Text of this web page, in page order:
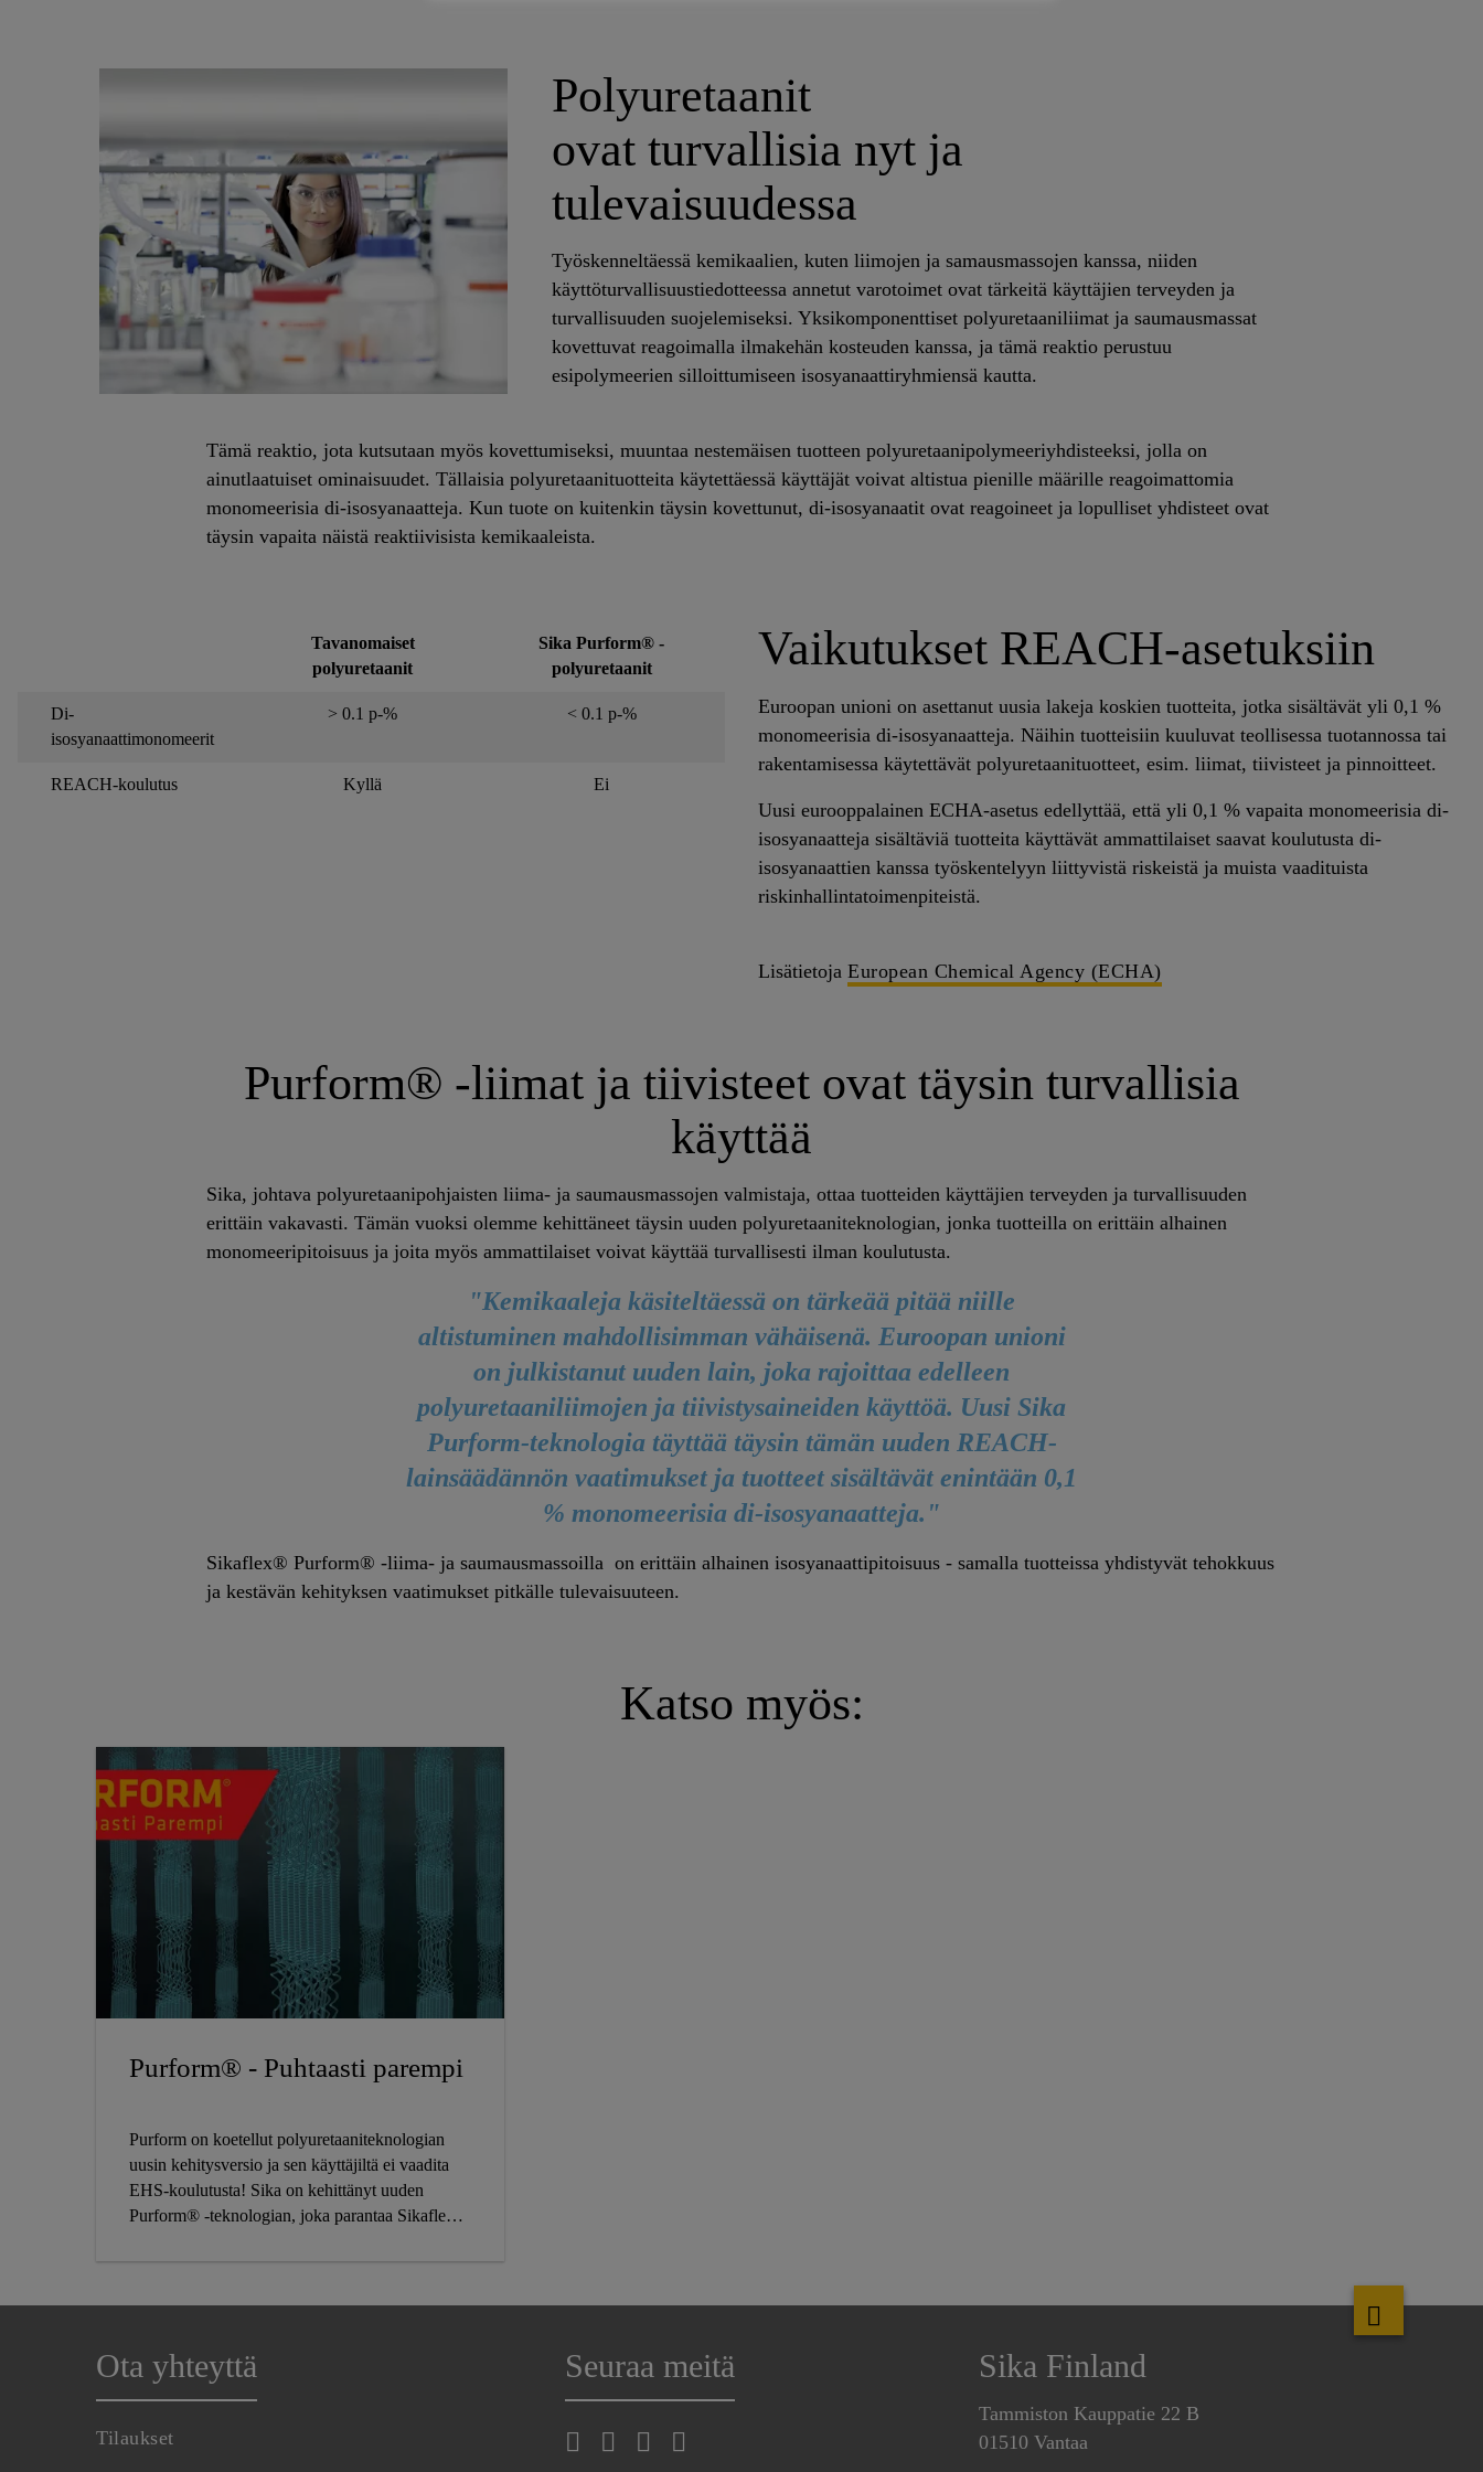
Polyuretaanit
ovat turvallisia nyt ja
tulevaisuudessa
Työskenneltäessä kemikaalien, kuten liimojen ja samausmassojen kanssa, niiden
käyttöturvallisuustiedotteessa annetut varotoimet ovat tärkeitä käyttäjien terveyden ja
turvallisuuden suojelemiseksi. Yksikomponenttiset polyuretaaniliimat ja saumausmassat
kovettuvat reagoimalla ilmakehän kosteuden kanssa, ja tämä reaktio perustuu
esipolymeerien silloittumiseen isosyanaattiryhmiensä kautta.
Tämä reaktio, jota kutsutaan myös kovettumiseksi, muuntaa nestemäisen tuotteen polyuretaanipolymeeriyhdisteeksi, jolla on
ainutlaatuiset ominaisuudet. Tällaisia polyuretaanituotteita käytettäessä käyttäjät voivat altistua pienille määrille reagoimattomia
monomeerisia di-isosyanaatteja. Kun tuote on kuitenkin täysin kovettunut, di-isosyanaatit ovat reagoineet ja lopulliset yhdisteet ovat
täysin vapaita näistä reaktiivisista kemikaaleista.
Tavanomaiset
polyuretaanit
Sika Purform® -
polyuretaanit
Di-
isosyanaattimonomeerit
> 0.1 p-% < 0.1 p-%
REACH-koulutus Kyllä Ei
Vaikutukset REACH-asetuksiin
Euroopan unioni on asettanut uusia lakeja koskien tuotteita, jotka sisältävät yli 0,1 %
monomeerisia di-isosyanaatteja. Näihin tuotteisiin kuuluvat teollisessa tuotannossa tai
rakentamisessa käytettävät polyuretaanituotteet, esim. liimat, tiivisteet ja pinnoitteet.
Uusi eurooppalainen ECHA-asetus edellyttää, että yli 0,1 % vapaita monomeerisia di-
isosyanaatteja sisältäviä tuotteita käyttävät ammattilaiset saavat koulutusta di-
isosyanaattien kanssa työskentelyyn liittyvistä riskeistä ja muista vaadituista
riskinhallintatoimenpiteistä.
Lisätietoja European Chemical Agency (ECHA)
Purform® -liimat ja tiivisteet ovat täysin turvallisia
käyttää
Sika, johtava polyuretaanipohjaisten liima- ja saumausmassojen valmistaja, ottaa tuotteiden käyttäjien terveyden ja turvallisuuden
erittäin vakavasti. Tämän vuoksi olemme kehittäneet täysin uuden polyuretaaniteknologian, jonka tuotteilla on erittäin alhainen
monomeeripitoisuus ja joita myös ammattilaiset voivat käyttää turvallisesti ilman koulutusta.
"Kemikaaleja käsiteltäessä on tärkeää pitää niille
altistuminen mahdollisimman vähäisenä. Euroopan unioni
on julkistanut uuden lain, joka rajoittaa edelleen
polyuretaaniliimojen ja tiivistysaineiden käyttöä. Uusi Sika
Purform-teknologia täyttää täysin tämän uuden REACH-
lainsäädännön vaatimukset ja tuotteet sisältävät enintään 0,1
% monomeerisia di-isosyanaatteja."
Sikaflex® Purform® -liima- ja saumausmassoilla on erittäin alhainen isosyanaattipitoisuus - samalla tuotteissa yhdistyvät tehokkuus
ja kestävän kehityksen vaatimukset pitkälle tulevaisuuteen.
Katso myös:
Purform® - Puhtaasti parempi
Purform on koetellut polyuretaaniteknologian
uusin kehitysversio ja sen käyttäjiltä ei vaadita
EHS-koulutusta! Sika on kehittänyt uuden
Purform® -teknologian, joka parantaa Sikaflex®
Sikaflex® Purform® -liima- ja tiivistemassoilla
pitkälle tulevaisuuteen.
Ota yhteyttä
Tilaukset
Seuraa meitä Sika Finland
Tammiston Kauppatie 22 B
01510 Vantaa